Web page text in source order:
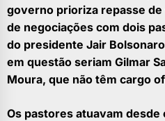
governo prioriza repasse
de negociações com dois
do presidente Jair
em questão seriam Gilmar
Moura, que não têm cargo
Os pastores atuavam desde